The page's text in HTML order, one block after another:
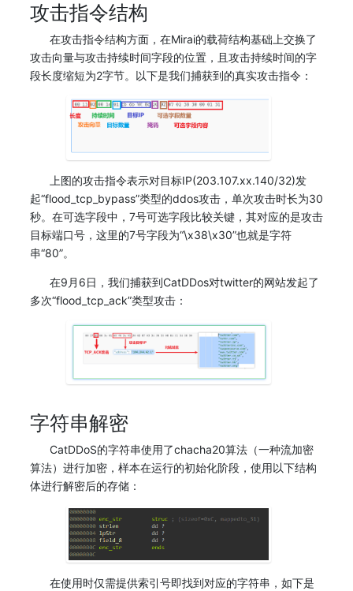
攻击指令结构
在攻击指令结构方面，在Mirai的载荷结构基础上交换了
攻击向量与攻击持续时间字段的位置，且攻击持续时间的字
段长度缩短为2字节。以下是我们捕获到的真实攻击指令：
上图的攻击指令表示对目标IP(203.107.xx.140/32)发
起“flood_tcp_bypass”类型的ddos攻击，单次攻击时长为30
秒。在可选字段中，7号可选字段比较关键，其对应的是攻击
目标端口号，这里的7号字段为“\x38\x30”也就是字符
串“80”。
在9月6日，我们捕获到CatDDos对twitter的网站发起了
多次“flood_tcp_ack”类型攻击：
字符串解密
CatDDoS的字符串使用了chacha20算法（一种流加密
算法）进行加密，样本在运行的初始化阶段，使用以下结构
体进行解密后的存储：
在使用时仅需提供索引号即找到对应的字符串，如下是